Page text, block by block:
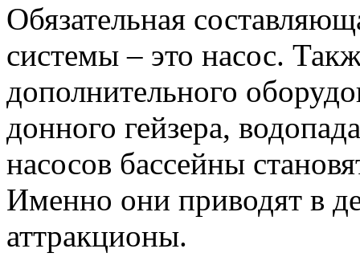
Обязательная
системы – это насос.
дополнительного
донного гейзера,
насосов бассейны
Именно они приводят в
аттракционы.